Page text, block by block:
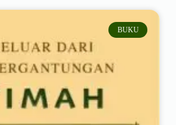
BUKU